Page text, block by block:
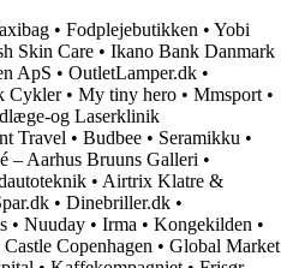
• Fodplejebutikken • Yobi
Skin Care • Ikano Bank Danmark
ApS • OutletLamper.dk •
Cykler• My tiny hero • Mmsport •
og Laserklinik
Travel • Budbee • Seramikku •
– Aarhus Bruuns Galleri •
• Airtrix Klatre &
• Dinebriller.dk •
• Nuuday • Irma • Kongekilden •
Copenhagen • Global Market